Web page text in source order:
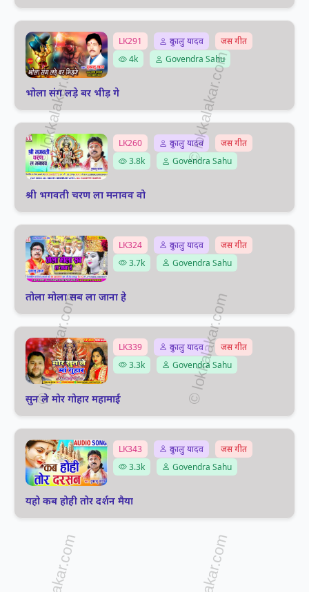
LK291 दुकालु यादव
जस गीत
4k
Govendra Sahu
भोला संग लड़े बर भीड़ गे
LK260 दुकालु यादव
जस गीत
3.8k
Govendra Sahu
श्री भगवती चरण ला मनावव वो
LK324 दुकालु यादव
जस गीत
3.7k
Govendra Sahu
तोला मोला सब ला जाना हे
LK339 दुकालु यादव
जस गीत
3.3k
Govendra Sahu
सुन ले मोर गोहार महामाई
LK343 दुकालु यादव
जस गीत
3.3k
Govendra Sahu
यहो कब होही तोर दर्शन मैया